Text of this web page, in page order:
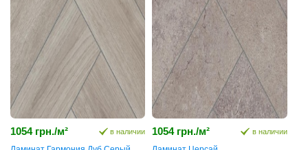
1054 грн./м² в наличии 1054 грн./м² в наличии